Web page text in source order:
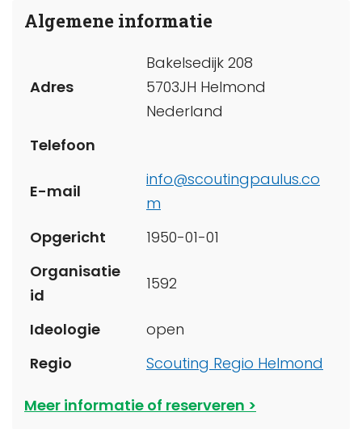
Algemene informatie
Adres
Bakelsedijk 208
5703JH Helmond
Nederland
Telefoon
E-mail
info@scoutingpaulus.co
m
Opgericht
1950-01-01
Organisatie
id
1592
Ideologie
open
Regio
Scouting Regio Helmond
Meer informatie of reserveren